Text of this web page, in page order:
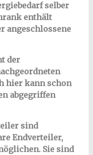
selber
enthält
angeschlossene
der
hier kann schon
abgegriffen
sind
Endverteiler,
Sie sind